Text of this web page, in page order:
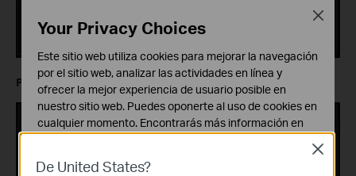
Paso 5. Configurar el método de vinculación.
De United States?
Close
Your Privacy Choices
Este sitio web utiliza cookies para mejorar la navegación
por el sitio web, analizar las actividades en línea y
ofrecer la mejor experiencia de usuario posible en
nuestro sitio web. Puedes oponerte al uso de cookies en
cualquier momento. Encontrarás más información en
Cookies Básicas
Close